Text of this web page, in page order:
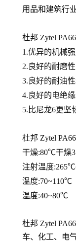
用品和建筑行
杜邦 Zytel PA66
1.优异的机械
2.良好的耐磨性
3.良好的耐油
4.良好的电绝缘
5.比尼龙6更坚
杜邦 Zytel PA66
干燥:80℃干燥
注射温度
温度:70~110℃
温度:40~80℃
杜邦 Zytel PA66
车、化工、电